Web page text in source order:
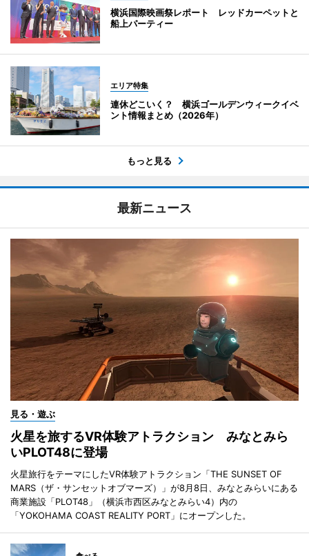
横浜国際映画祭レポート レッドカーペットと
船上パーティー
エリア特集
連休どこいく？ 横浜ゴールデンウィークイベ
ント情報まとめ（2026年）
もっと見る
最新ニュース
見る・遊ぶ
火星を旅するVR体験アトラクション みなとみら
いPLOT48に登場
火星旅行をテーマにしたVR体験アトラクション「THE SUNSET OF
MARS（ザ・サンセットオブマーズ）」が8月8日、みなとみらいにある
商業施設「PLOT48」（横浜市西区みなとみらい4）内の
「YOKOHAMA COAST REALITY PORT」にオープンした。